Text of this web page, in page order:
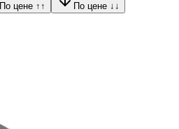
По цене ↑ ↑ По цене ↓ ↓